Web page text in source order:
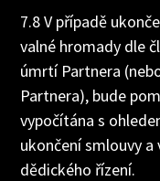
7.8 V případě
valné hromady dle
úmrtí Partnera
Partnera), bude
vypočítána s
ukončení smlouvy
dědického řízení.